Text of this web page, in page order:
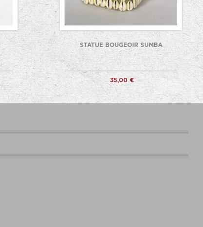
STATUE BOUGEOIR SUMBA
35,00 €